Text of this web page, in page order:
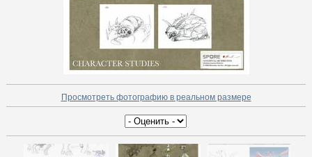
Просмотреть фотографию в реальном размере